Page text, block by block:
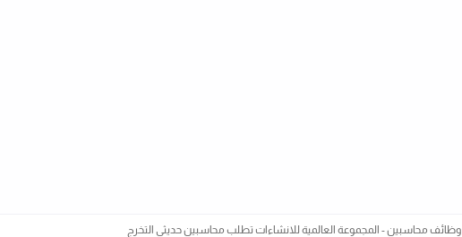
وظائف محاسبين - المجموعة العالمية للانشاءات تطلب محاسبين حديثى التخرج